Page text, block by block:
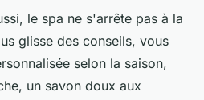
le spa ne s'arrête pas à la
glisse des conseils, vous
selon la saison,
un savon doux aux